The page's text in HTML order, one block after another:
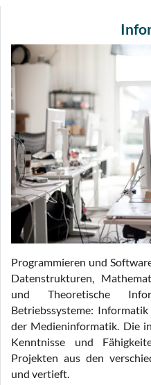
Programmieren und
Datenstrukturen,
und Theoretische
Betriebssysteme:
der Medieninformatik. Die
Kenntnisse und
Projekten aus den
und vertieft.